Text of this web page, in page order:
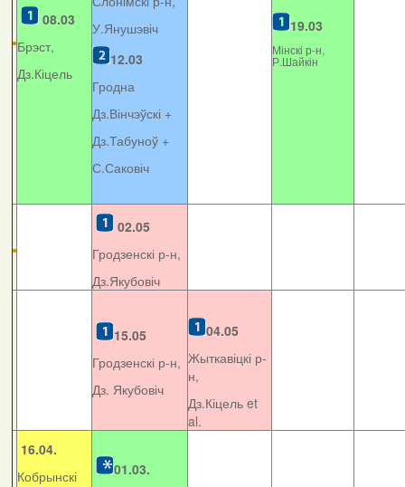
08.03
Брэст,
Дз.Кіцель
У.Янушэвіч
12.03
Гродна
Дз.Вінчэўскі +
Дз.Табуноў +
С.Саковіч
19.03
Мінскі р-н,
Р.Шайкін
02.05
Гродзенскі р-н,
Дз.Якубовіч
15.05
Гродзенскі р-н,
Дз. Якубовіч
04.05
Жыткавіцкі р-
н,
Дз.Кіцель et
al.
16.04.
Кобрынскі
01.03.